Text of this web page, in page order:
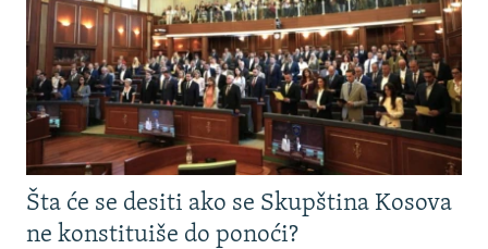
Šta će se desiti ako se Skupština Kosova
ne konstituiše do ponoći?